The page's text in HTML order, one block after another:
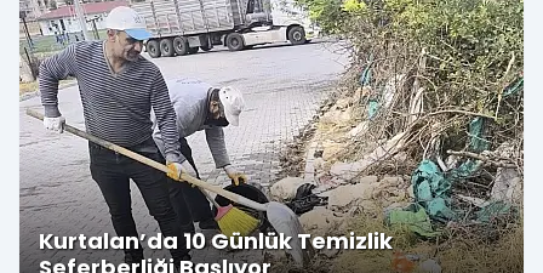
Kurtalan’da 10 Günlük Temizlik